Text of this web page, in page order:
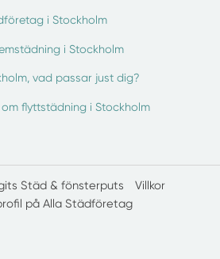
i Stockholm
i Stockholm
vad passar just dig?
flyttstädning i Stockholm
Städ & fönsterputs
Villkor
på Alla Städföretag